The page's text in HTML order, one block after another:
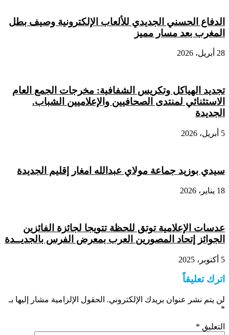
الدفاع الحسني الجديدي للألعاب الإلكترونية وصيف بطل
المغرب بعد مسار مميز
28 أبريل، 2026
تجديد الهياكل وتكريس الشفافية: مخرجات الجمع العام
الاستثنائي لمنتدى الصحافيين والإعلاميين الشباب.
الجديدة
5 أبريل، 2026
سيدي بوزيد جماعة مولاي عبدالله امغار إقليم الجديدة
18 يناير، 2026
عدسات الإعلامية توتق للحظة تتويجا لجائزة الفائزين
الجوائز إتحاد المصورين العرب بمعرض الفرس بالجديــدة
5 أكتوبر، 2025
اترك تعليقاً
لن يتم نشر عنوان بريدك الإلكتروني. الحقول الإلزامية مشار إليها بـ
*
التعليق *